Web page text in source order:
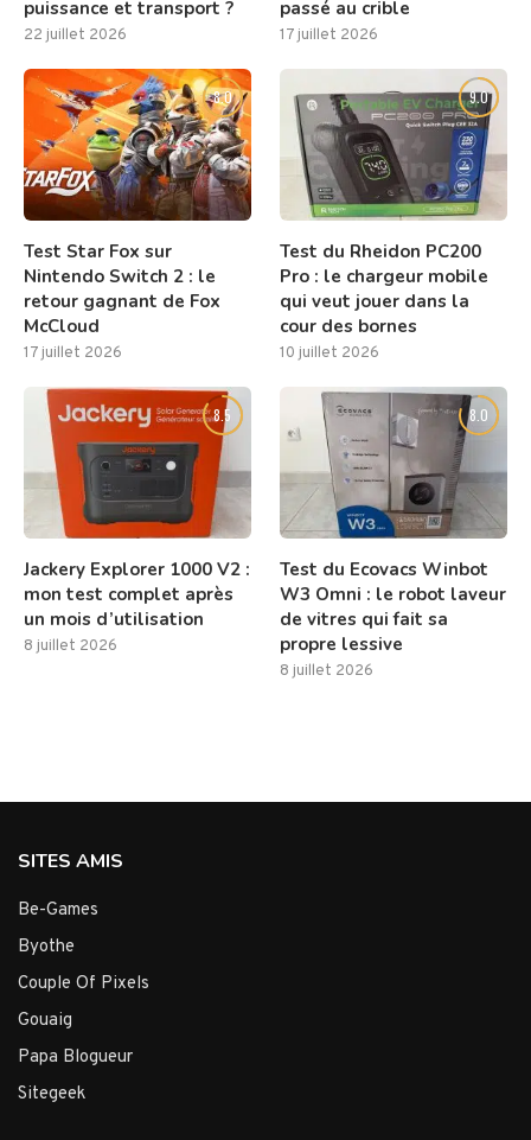
puissance et transport ?
22 juillet 2026
passé au crible
17 juillet 2026
8.0
Test Star Fox sur
Nintendo Switch 2 : le
retour gagnant de Fox
McCloud
17 juillet 2026
9.0
Test du Rheidon PC200
Pro : le chargeur mobile
qui veut jouer dans la
cour des bornes
10 juillet 2026
8.5
Jackery Explorer 1000 V2 :
mon test complet après
un mois d’utilisation
8 juillet 2026
8.0
Test du Ecovacs Winbot
W3 Omni : le robot laveur
de vitres qui fait sa
propre lessive
8 juillet 2026
SITES AMIS
Be-Games
Byothe
Couple Of Pixels
Gouaig
Papa Blogueur
Sitegeek